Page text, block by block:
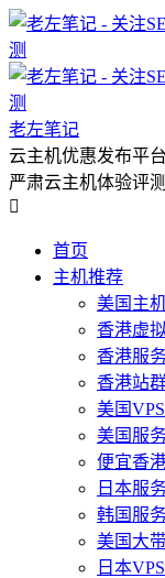
老左笔记
云主机优惠发布平台
严肃云主机体验评测

首页
主机推荐
美国主
香港虚
香港服
香港站
美国
美国服
便宜香
日本服
韩国服
美国大
日本